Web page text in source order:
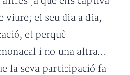
viure; el seu dia a dia,
el perquè
i no una altra…
la seva participació fa